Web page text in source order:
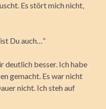
Es stört mich nicht,
Du auch…“
deutlich besser. Ich habe
gemacht. Es war nicht
nicht. Ich steh auf